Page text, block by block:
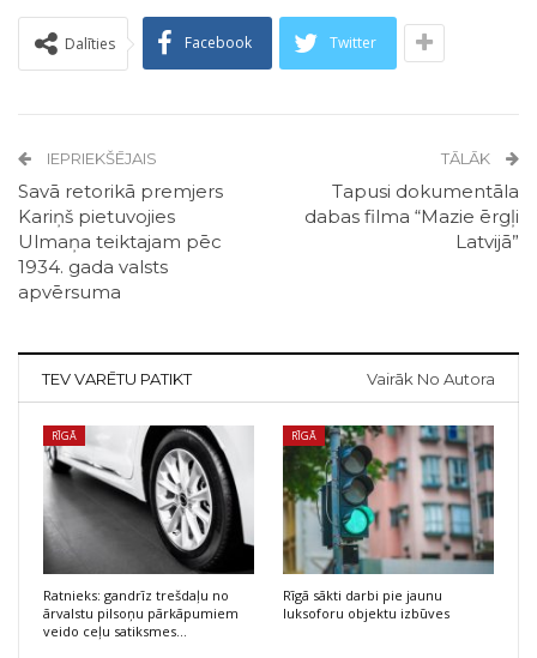
Dalīties Facebook Twitter
IEPRIEKŠĒJAIS
Savā retorikā premjers
Kariņš pietuvojies
Ulmaņa teiktajam pēc
1934. gada valsts
apvērsuma
TĀLĀK
Tapusi dokumentāla
dabas filma “Mazie ērgļi
Latvijā”
TEV VARĒTU PATIKT Vairāk No Autora
RĪGĀ
Ratnieks: gandrīz trešdaļu no
ārvalstu pilsoņu pārkāpumiem
veido ceļu satiksmes…
RĪGĀ
Rīgā sākti darbi pie jaunu
luksoforu objektu izbūves